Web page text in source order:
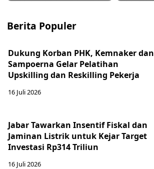
Berita Populer
Dukung Korban PHK, Kemnaker dan
Sampoerna Gelar Pelatihan
Upskilling dan Reskilling Pekerja
16 Juli 2026
Jabar Tawarkan Insentif Fiskal dan
Jaminan Listrik untuk Kejar Target
Investasi Rp314 Triliun
16 Juli 2026